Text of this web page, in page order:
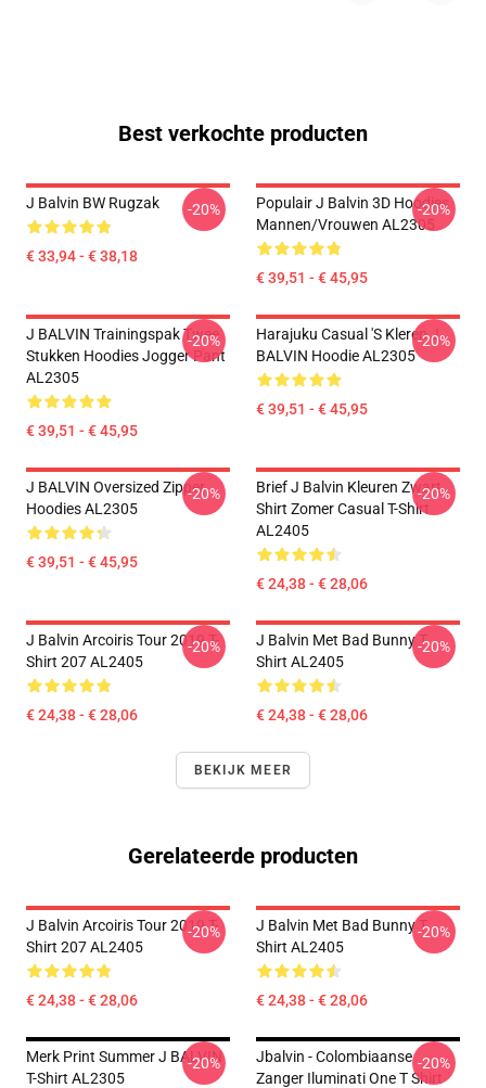
Best verkochte producten
J Balvin BW Rugzak
€ 33,94 - € 38,18
-20%
Populair J Balvin 3D Hoodies
Mannen/vrouwen AL2305
€ 39,51 - € 45,95
-20%
J BALVIN Trainingspak Twee
Stukken Hoodies Jogger Pant
AL2305
€ 39,51 - € 45,95
-20%
Harajuku Casual 's Kleren J
BALVIN Hoodie AL2305
€ 39,51 - € 45,95
-20%
J BALVIN Oversized Zipper
Hoodies AL2305
€ 39,51 - € 45,95
-20%
Brief J Balvin Kleuren Zwart
Shirt Zomer Casual T-Shirt
AL2405
€ 24,38 - € 28,06
-20%
J Balvin Arcoiris Tour 2019 T-
Shirt 207 AL2405
€ 24,38 - € 28,06
-20%
J Balvin Met Bad Bunny T
Shirt AL2405
€ 24,38 - € 28,06
-20%
BEKIJK MEER
Gerelateerde producten
J Balvin Arcoiris Tour 2019 T-
Shirt 207 AL2405
€ 24,38 - € 28,06
-20%
J Balvin Met Bad Bunny T
Shirt AL2405
€ 24,38 - € 28,06
-20%
Merk Print Summer J BALVIN
T-Shirt AL2305
-20%
Jbalvin - Colombiaanse
Zanger Iluminati One T Shirt
-20%